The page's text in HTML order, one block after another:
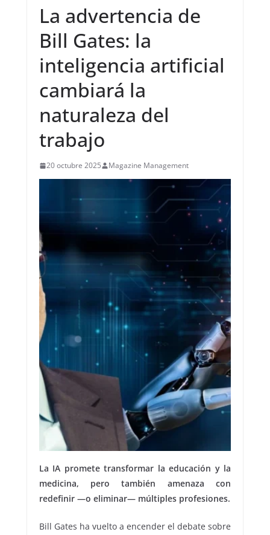
La advertencia de
Bill Gates: la
inteligencia artificial
cambiará la
naturaleza del
trabajo
20 octubre 2025 Magazine Management
La IA promete transformar la educación y la
medicina, pero también amenaza con
redefinir —o eliminar— múltiples profesiones.
Bill Gates ha vuelto a encender el debate sobre